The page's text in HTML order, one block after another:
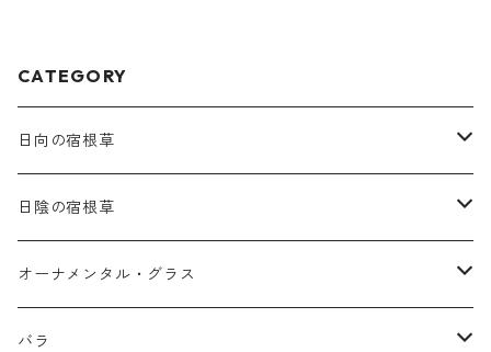
CATEGORY
日向の宿根草
ア行
アガパンツス
アキレア
カ行
カラミンタ
サ行
日陰の宿根草
ア行
アクタエア
カ行
オーナメンタル・グラス
ア行
バラ